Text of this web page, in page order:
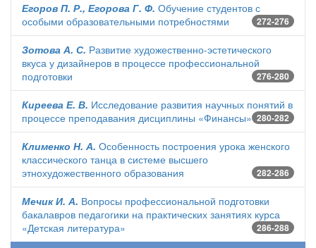
Егоров П. Р., Егорова Г. Ф. Обучение студентов с
особыми образовательными потребностями
272-276
Зотова А. С. Развитие художественно-эстетического
вкуса у дизайнеров в процессе профессиональной
подготовки
276-280
Киреева Е. В. Исследование развития научных понятий в
процессе преподавания дисциплины «Финансы» 280-282
Клименко Н. А. Особенность построения урока женского
классического танца в системе высшего
этнохудожественного образования
282-286
Мечик И. А. Вопросы профессиональной подготовки
бакалавров педагогики на практических занятиях курса
«Детская литература»
286-288